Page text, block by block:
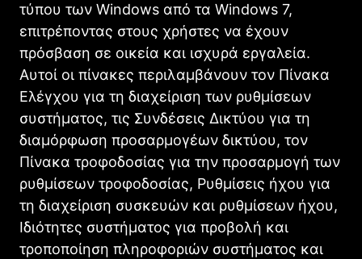
τύπου των Windows από τα Windows 7,
επιτρέποντας στους χρήστες να έχουν
πρόσβαση σε οικεία και ισχυρά εργαλεία.
Αυτοί οι πίνακες περιλαμβάνουν τον Πίνακα
Ελέγχου για τη διαχείριση των ρυθμίσεων
συστήματος, τις Συνδέσεις Δικτύου για τη
διαμόρφωση προσαρμογέων δικτύου, τον
Πίνακα τροφοδοσίας για την προσαρμογή των
ρυθμίσεων τροφοδοσίας, Ρυθμίσεις ήχου για
τη διαχείριση συσκευών και ρυθμίσεων ήχου,
Ιδιότητες συστήματος για προβολή και
τροποποίηση πληροφοριών συστήματος και